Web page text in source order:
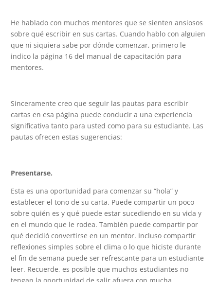
He hablado con muchos mentores que se sienten ansiosos
sobre qué escribir en sus cartas. Cuando hablo con alguien
que ni siquiera sabe por dónde comenzar, primero le
indico la página 16 del manual de capacitación para
mentores.
Sinceramente creo que seguir las pautas para escribir
cartas en esa página puede conducir a una experiencia
significativa tanto para usted como para su estudiante. Las
pautas ofrecen estas sugerencias:
Presentarse.
Esta es una oportunidad para comenzar su “hola” y
establecer el tono de su carta. Puede compartir un poco
sobre quién es y qué puede estar sucediendo en su vida y
en el mundo que le rodea. También puede compartir por
qué decidió convertirse en un mentor. Incluso compartir
reflexiones simples sobre el clima o lo que hiciste durante
el fin de semana puede ser refrescante para un estudiante
leer. Recuerde, es posible que muchos estudiantes no